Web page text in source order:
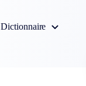
Dictionnaire